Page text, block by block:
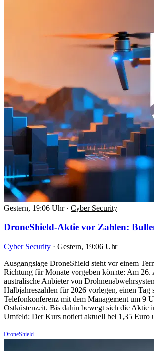
Gestern, 19:06 Uhr · Cyber Security
DroneShield-Aktie vor Zahlen:
Cyber Security · Gestern, 19:06 Uhr
Ausgangslage DroneShield steht vor einem
Richtung für Monate vorgeben könnte: Am 26.
australische Anbieter von
Halbjahreszahlen für 2026 vorlegen, einen Tag
Telefonkonferenz mit dem Management um 9
Ostküstenzeit. Bis dahin bewegt sich die Aktie
Umfeld: Der Kurs notiert aktuell bei 1,35 Euro
DroneShield